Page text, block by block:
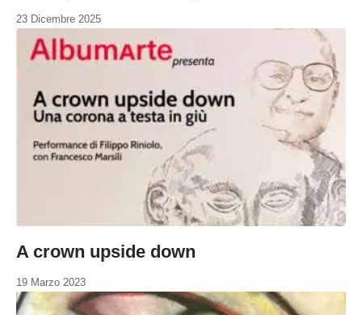
23 Dicembre 2025
A crown upside down
19 Marzo 2023